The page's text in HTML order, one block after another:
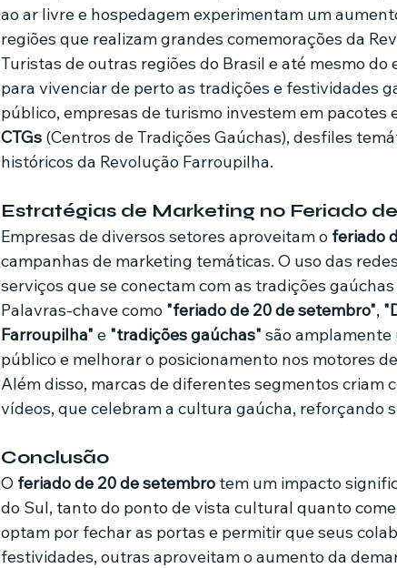
ao ar livre e hospedagem experimentam um
regiões que realizam grandes comemorações da
Turistas de outras regiões do Brasil e até mesmo
para vivenciar de perto as tradições e festividades
público, empresas de turismo investem em pacotes
CTGs (Centros de Tradições Gaúchas), desfiles
históricos da Revolução Farroupilha.
Estratégias de Marketing no Feriado
Empresas de diversos setores aproveitam o feriado
campanhas de marketing temáticas. O uso das
serviços que se conectam com as tradições
Palavras-chave como "feriado de 20 de setembro",
Farroupilha" e "tradições gaúchas" são amplamente
público e melhorar o posicionamento nos motores
Além disso, marcas de diferentes segmentos criam
vídeos, que celebram a cultura gaúcha, reforçando
Conclusão
O feriado de 20 de setembro tem um impacto
do Sul, tanto do ponto de vista cultural quanto
optam por fechar as portas e permitir que seus
festividades, outras aproveitam o aumento da